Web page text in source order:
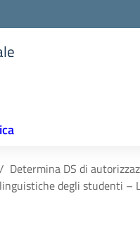
Determina DS di
linguistiche degli studenti –